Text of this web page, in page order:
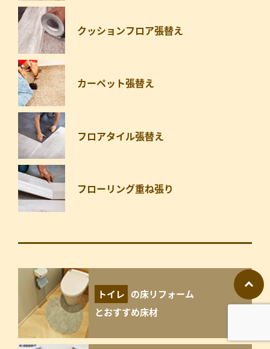
クッションフロア張替え
カーペット張替え
フロアタイル張替え
フローリング重ね張り
トイレ の床リフォーム
とおすすめ床材